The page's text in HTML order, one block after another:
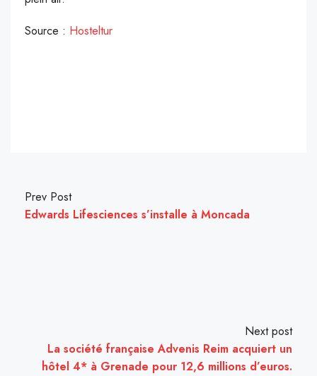
Source : Hosteltur
Prev Post
Edwards Lifesciences s’installe à Moncada
Next post
La société française Advenis Reim acquiert un
hôtel 4* à Grenade pour 12,6 millions d’euros.